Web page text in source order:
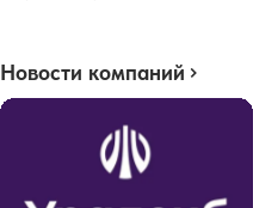
Новости компаний